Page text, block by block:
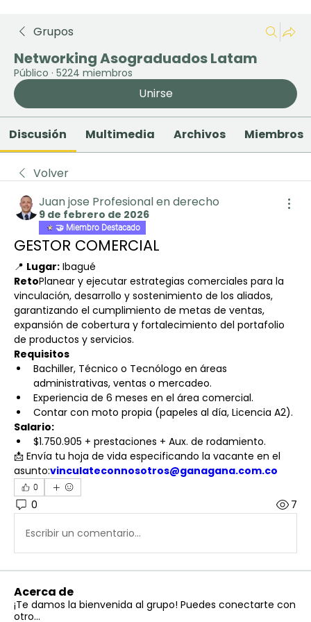
Grupos
Networking Asograduados Latam
Público · 5224 miembros
Unirse
Discusión Multimedia Archivos Miembros
Volver
Juan jose Profesional en derecho
9 de febrero de 2026
🤝 Miembro Destacado
GESTOR COMERCIAL
📍 Lugar: Ibagué
RetoPlanear y ejecutar estrategias comerciales para la
vinculación, desarrollo y sostenimiento de los aliados,
garantizando el cumplimiento de metas de ventas,
expansión de cobertura y fortalecimiento del portafolio
de productos y servicios.
Requisitos
Bachiller, Técnico o Tecnólogo en áreas
administrativas, ventas o mercadeo.
Experiencia de 6 meses en el área comercial.
Contar con moto propia (papeles al día, Licencia A2).
Salario:
$1.750.905 + prestaciones + Aux. de rodamiento.
📩 Envía tu hoja de vida especificando la vacante en el
asunto:vinculateconnosotros@ganagana.com.co
0
0 7
Escribir un comentario...
Acerca de
¡Te damos la bienvenida al grupo! Puedes conectarte con
otro...